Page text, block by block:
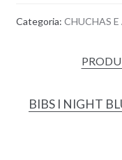
|
Categoria: CHUCHAS
BIBS I NIGHT